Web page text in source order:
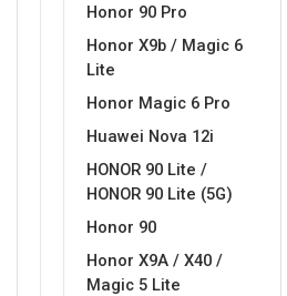
Honor 90 Pro
Honor X9b / Magic 6
Lite
Honor Magic 6 Pro
Huawei Nova 12i
HONOR 90 Lite /
HONOR 90 Lite (5G)
Honor 90
Honor X9A / X40 /
Magic 5 Lite
Love motivi